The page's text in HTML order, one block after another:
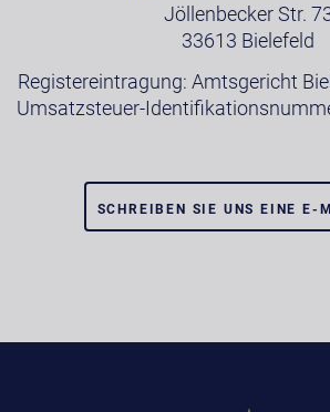
Jöllenbecker Str.
33613 Bielefeld
Registereintragung: Amtsgericht
Umsatzsteuer-
SCHREIBEN SIE UNS EINE E-